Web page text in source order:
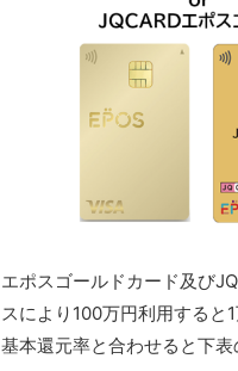
エポスゴールドカード及び
スにより100万円利用すると
基本還元率と合わせると下表